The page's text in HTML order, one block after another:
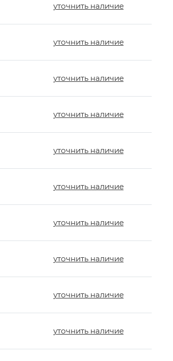
уточнить наличие
уточнить наличие
уточнить наличие
уточнить наличие
уточнить наличие
уточнить наличие
уточнить наличие
уточнить наличие
уточнить наличие
уточнить наличие